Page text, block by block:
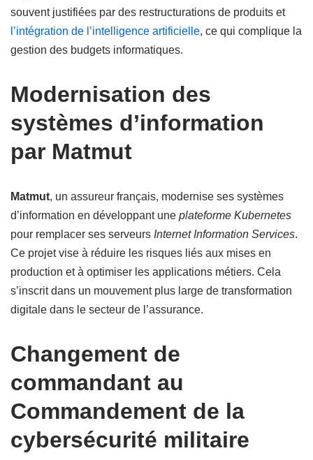
souvent justifiées par des restructurations de produits et
l’intégration de l’intelligence artificielle, ce qui complique la
gestion des budgets informatiques.
Modernisation des
systèmes d’information
par Matmut
Matmut, un assureur français, modernise ses systèmes
d’information en développant une plateforme Kubernetes
pour remplacer ses serveurs Internet Information Services.
Ce projet vise à réduire les risques liés aux mises en
production et à optimiser les applications métiers. Cela
s’inscrit dans un mouvement plus large de transformation
digitale dans le secteur de l’assurance.
Changement de
commandant au
Commandement de la
cybersécurité militaire